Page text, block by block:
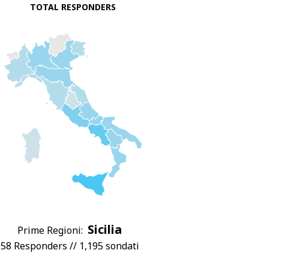
TOTAL RESPONDERS
Prime Regioni: Sicilia
58 Responders // 1,195 sondati